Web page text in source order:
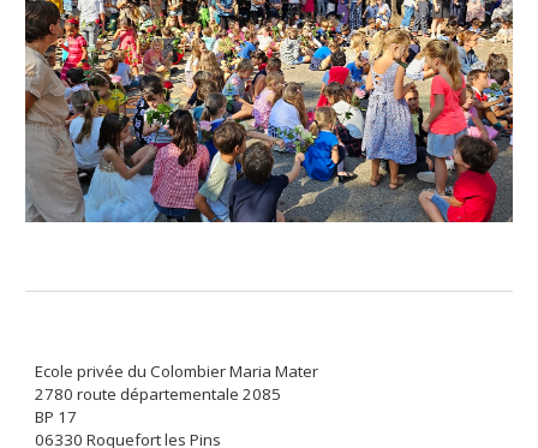
Ecole privée du Colombier Maria Mater
2780 route départementale 2085
BP 17
06330 Roquefort les Pins